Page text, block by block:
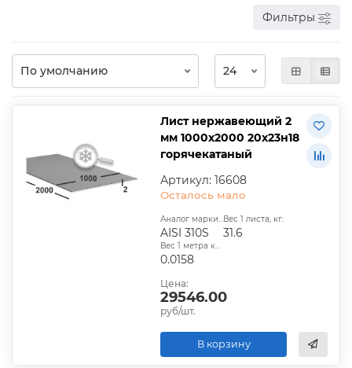
Фильтры
Лист нержавеющий 2
мм 1000х2000 20х23н18
горячекатаный
Артикул: 16608
Осталось мало
Аналог марки стали:
AISI 310S
Вес 1 листа, кг:
31.6
Вес 1 метра квадратного, т:
0.0158
Цена:
29546.00
руб/шт.
В корзину